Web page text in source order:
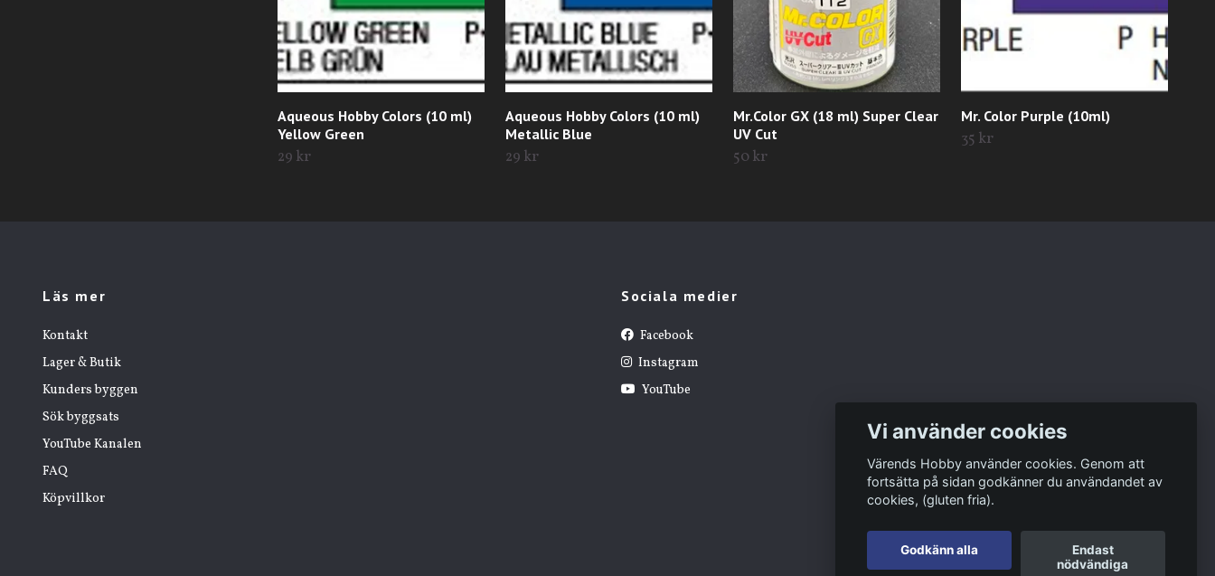
Aqueous Hobby Colors (10 ml)
Yellow Green
29 kr
Aqueous Hobby Colors (10 ml)
Metallic Blue
29 kr
Mr.Color GX (18 ml) Super Clear
UV Cut
50 kr
Mr. Color Purple (10ml)
35 kr
Läs mer
Kontakt
Lager & Butik
Kunders byggen
Sök byggsats
YouTube Kanalen
FAQ
Köpvillkor
Sociala medier
Facebook
Instagram
YouTube
Vi använder cookies
Värends Hobby använder cookies. Genom att
fortsätta på sidan godkänner du användandet av
cookies, (gluten fria).
Godkänn alla
Endast
nödvändiga